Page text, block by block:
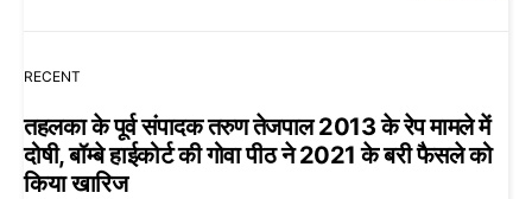
RECENT
तहलका के पूर्व संपादक तरुण तेजपाल 2013 के रेप मामले में
दोषी, बॉम्बे हाईकोर्ट की गोवा पीठ ने 2021 के बरी फैसले को
किया खारिज